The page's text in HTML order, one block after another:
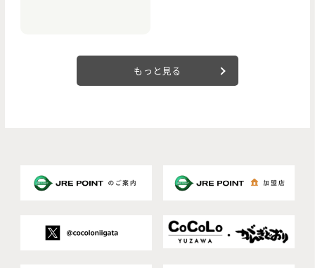
もっと見る